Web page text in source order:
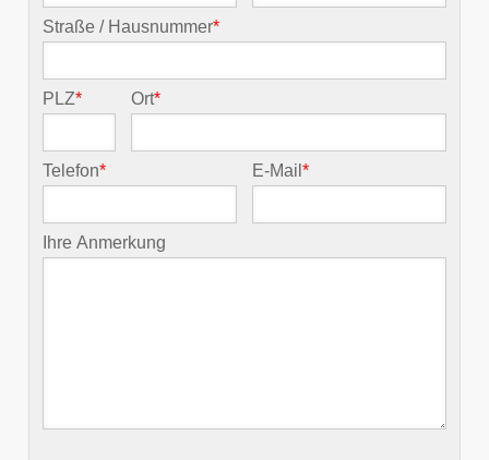
Straße / Hausnummer*
PLZ* Ort*
Telefon* E-Mail*
Ihre Anmerkung